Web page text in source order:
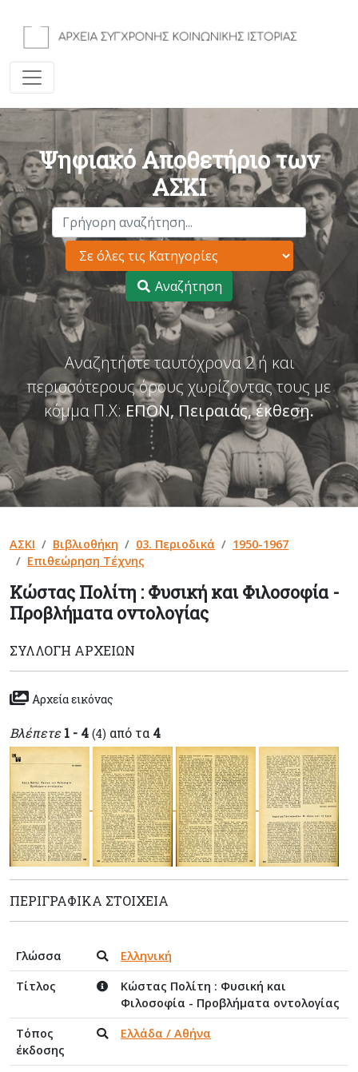
Ψηφιακό Αποθετήριο των
ΑΣΚΙ
Αναζήτηση
Αναζητήστε ταυτόχρονα 2 ή και
περισσότερους όρους χωρίζοντας τους με
κόμμα Π.Χ: ΕΠΟΝ, Πειραιάς, έκθεση.
ΑΣΚΙ Βιβλιοθήκη 03. Περιοδικά
1950-1967
Επιθεώρηση Τέχνης
Κώστας Πολίτη : Φυσική και Φιλοσοφία -
Προβλήματα οντολογίας
ΣΥΛΛΟΓΉ ΑΡΧΕΊΩΝ
Αρχεία εικόνας
Βλέπετε 1 - 4 (4) από τα 4
ΠΕΡΙΓΡΑΦΙΚΆ ΣΤΟΙΧΕΊΑ
Γλώσσα
Ελληνική
Τίτλος
Κώστας Πολίτη : Φυσική και
Φιλοσοφία - Προβλήματα οντολογίας
Τόπος
έκδοσης
Ελλάδα / Αθήνα